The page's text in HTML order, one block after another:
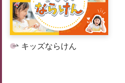
キッズならけん